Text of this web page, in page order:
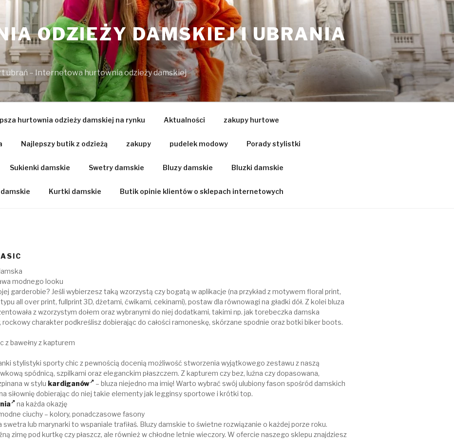
ODZIEŻY DAMSKIEJ I UBRANIA
ubrań – Internetowa hurtownia odzieży damskiej
hurtownia odzieży damskiej na rynku Aktualności zakupy hurtowe
Najlepszy butik z odzieżą zakupy pudelek modowy Porady stylistki
Sukienki damskie Swetry damskie Bluzy damskie Bluzki damskie
Kurtki damskie Butik opinie klientów o sklepach internetowych
modnego looku
garderobie? Jeśli wybierzesz taką wzorzystą czy bogatą w aplikacje (na przykład z motywem floral print,
all over print, fullprint 3D, dżetami, ćwikami, cekinami), postaw dla równowagi na gładki dół. Z kolei bluza
z wzorzystym dołem oraz wybranymi do niej dodatkami, takimi np. jak torebeczka damska
charakter podkreślisz dobierając do całości ramoneskę, skórzane spodnie oraz botki biker boots.
z bawełny z kapturem
stylistyki sporty chic z pewnością docenią możliwość stworzenia wyjątkowego zestawu z naszą
spódnicą, szpilkami oraz eleganckim płaszczem. Z kapturem czy bez, luźna czy dopasowana,
w stylu kardiganów
– bluza niejedno ma imię! Warto wybrać swój ulubiony fason spośród damskich
siłownię dobierając do niej takie elementy jak legginsy sportowe i krótki top.
na każda okazję
ciuchy – kolory, ponadczasowe fasony
swetra lub marynarki to wspaniale trafiłaś. Bluzy damskie to świetne rozwiązanie o każdej porze roku.
zimę pod kurtkę czy płaszcz, ale również w chłodne letnie wieczory. W ofercie naszego sklepu znajdziesz